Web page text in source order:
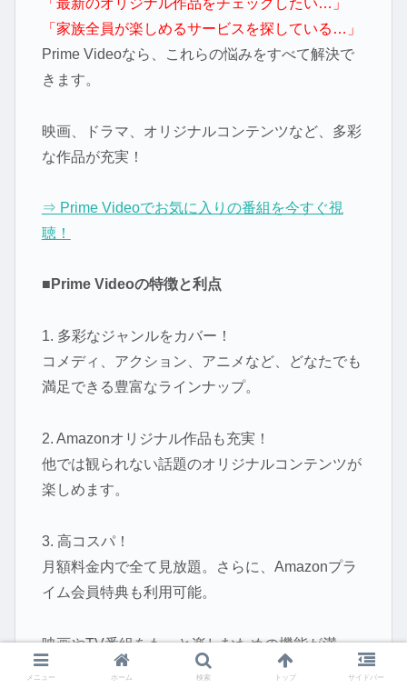
「家族全員が楽しめるサービスを探している…」
Prime Videoなら、これらの悩みをすべて解決で
きます。
映画、ドラマ、オリジナルコンテンツなど、多彩
な作品が充実！
⇒ Prime Videoでお気に入りの番組を今すぐ視
聴！
■Prime Videoの特徴と利点
1. 多彩なジャンルをカバー！
コメディ、アクション、アニメなど、どなたでも
満足できる豊富なラインナップ。
2. Amazonオリジナル作品も充実！
他では観られない話題のオリジナルコンテンツが
楽しめます。
3. 高コスパ！
月額料金内で全て見放題。さらに、Amazonプラ
イム会員特典も利用可能。
映画やTV番組をもっと楽しむための機能が満
載！
メニュー ホーム 検索 トップ サイドバー